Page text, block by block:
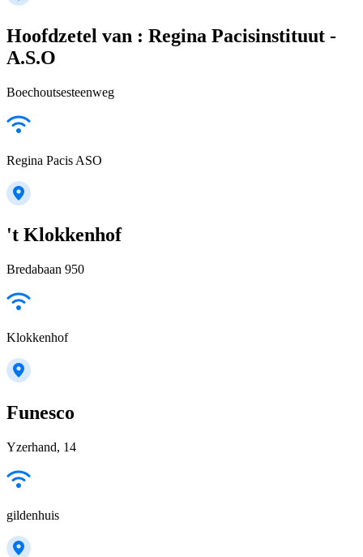
Hoofdzetel van : Regina Pacisinstituut -
A.S.O
Boechoutsesteenweg
Regina Pacis ASO
't Klokkenhof
Bredabaan 950
Klokkenhof
Funesco
Yzerhand, 14
gildenhuis